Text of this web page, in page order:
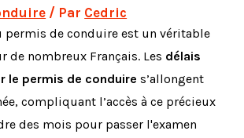
/ Par Cedric
permis de conduire est un véritable
de nombreux Français. Les délais
le permis de conduire s’allongent
compliquant l’accès à ce précieux
des mois pour passer l'examen